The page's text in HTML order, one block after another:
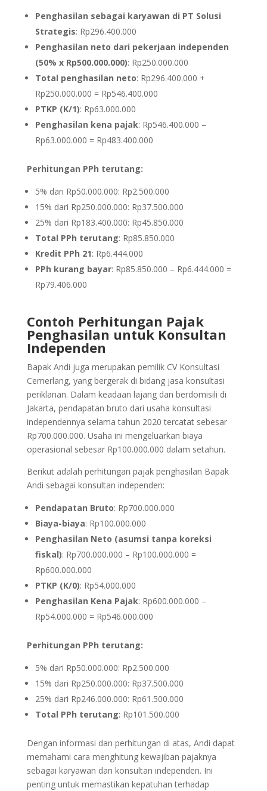
Penghasilan sebagai karyawan di PT Solusi
Strategis: Rp296.400.000
Penghasilan neto dari pekerjaan independen
(50% x Rp500.000.000): Rp250.000.000
Total penghasilan neto: Rp296.400.000 +
Rp250.000.000 = Rp546.400.000
PTKP (K/1): Rp63.000.000
Penghasilan kena pajak: Rp546.400.000 –
Rp63.000.000 = Rp483.400.000
Perhitungan PPh terutang:
5% dari Rp50.000.000: Rp2.500.000
15% dari Rp250.000.000: Rp37.500.000
25% dari Rp183.400.000: Rp45.850.000
Total PPh terutang: Rp85.850.000
Kredit PPh 21: Rp6.444.000
PPh kurang bayar: Rp85.850.000 – Rp6.444.000 =
Rp79.406.000
Contoh Perhitungan Pajak
Penghasilan untuk Konsultan
Independen
Bapak Andi juga merupakan pemilik CV Konsultasi
Cemerlang, yang bergerak di bidang jasa konsultasi
periklanan. Dalam keadaan lajang dan berdomisili di
Jakarta, pendapatan bruto dari usaha konsultasi
independennya selama tahun 2020 tercatat sebesar
Rp700.000.000. Usaha ini mengeluarkan biaya
operasional sebesar Rp100.000.000 dalam setahun.
Berikut adalah perhitungan pajak penghasilan Bapak
Andi sebagai konsultan independen:
Pendapatan Bruto: Rp700.000.000
Biaya-biaya: Rp100.000.000
Penghasilan Neto (asumsi tanpa koreksi
fiskal): Rp700.000.000 – Rp100.000.000 =
Rp600.000.000
PTKP (K/0): Rp54.000.000
Penghasilan Kena Pajak: Rp600.000.000 –
Rp54.000.000 = Rp546.000.000
Perhitungan PPh terutang:
5% dari Rp50.000.000: Rp2.500.000
15% dari Rp250.000.000: Rp37.500.000
25% dari Rp246.000.000: Rp61.500.000
Total PPh terutang: Rp101.500.000
Dengan informasi dan perhitungan di atas, Andi dapat
memahami cara menghitung kewajiban pajaknya
sebagai karyawan dan konsultan independen. Ini
penting untuk memastikan kepatuhan terhadap